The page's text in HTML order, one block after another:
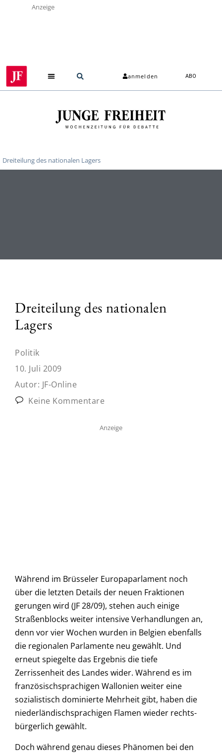
Anzeige
anmelden ABO
Dreiteilung des nationalen Lagers
Dreiteilung des nationalen
Lagers
Politik
10. Juli 2009
Autor: JF-Online
Keine Kommentare
Anzeige
Während im Brüsseler Europaparlament noch
über die letzten Details der neuen Fraktionen
gerungen wird (JF 28/09), stehen auch einige
Straßenblocks weiter intensive Verhandlungen an,
denn vor vier Wochen wurden in Belgien ebenfalls
die regionalen Parlamente neu gewählt. Und
erneut spiegelte das Ergebnis die tiefe
Zerrissenheit des Landes wider. Während es im
französischsprachigen Wallonien weiter eine
sozialistisch dominierte Mehrheit gibt, haben die
niederländischsprachigen Flamen wieder rechts-
bürgerlich gewählt.
Doch während genau dieses Phänomen bei den